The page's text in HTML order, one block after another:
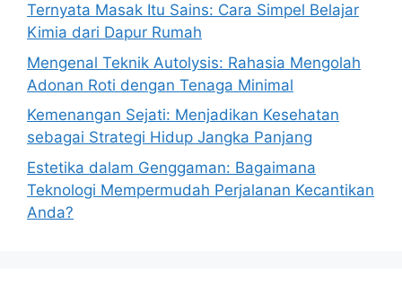
Ternyata Masak Itu Sains: Cara Simpel Belajar
Kimia dari Dapur Rumah
Mengenal Teknik Autolysis: Rahasia Mengolah
Adonan Roti dengan Tenaga Minimal
Kemenangan Sejati: Menjadikan Kesehatan
sebagai Strategi Hidup Jangka Panjang
Estetika dalam Genggaman: Bagaimana
Teknologi Mempermudah Perjalanan Kecantikan
Anda?